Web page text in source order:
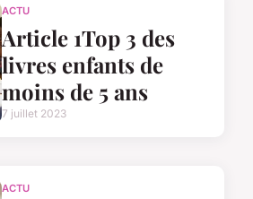
ACTU
Article 1Top 3 des
livres enfants de
moins de 5 ans
7 juillet 2023
ACTU